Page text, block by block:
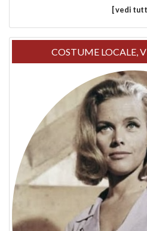
[ vedi
COSTUME LOCALE,